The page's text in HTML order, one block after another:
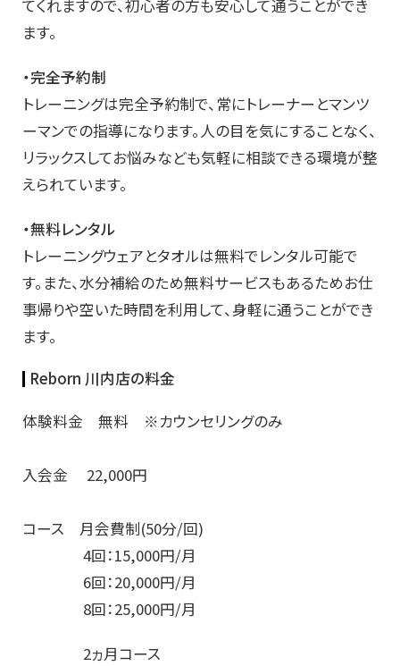
てくれますので、初心者の方も安心して通うことができ
ます。
・完全予約制
トレーニングは完全予約制で、常にトレーナーとマンツ
ーマンでの指導になります。人の目を気にすることなく、
リラックスしてお悩みなども気軽に相談できる環境が整
えられています。
・無料レンタル
トレーニングウェアとタオルは無料でレンタル可能で
す。また、水分補給のため無料サービスもあるためお仕
事帰りや空いた時間を利用して、身軽に通うことができ
ます。
Reborn 川内店の料金
体験料金 無料 ※カウンセリングのみ
入会金 22,000円
コース 月会費制(50分/回)
4回：15,000円/月
6回：20,000円/月
8回：25,000円/月
2ヵ月コース